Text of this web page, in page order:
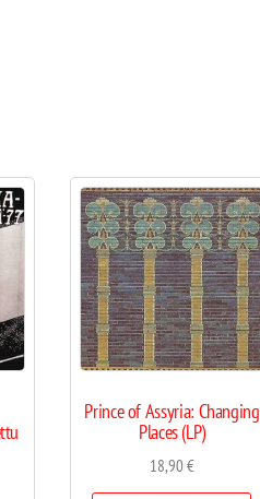
Prince of Assyria: Changing
Places (LP)
18,90€